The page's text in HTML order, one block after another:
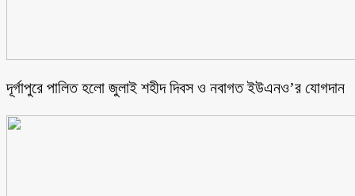
‎দূর্গাপুরে পালিত হলো জুলাই শহীদ দিবস ও নবাগত ইউএনও’র যোগদান ‎